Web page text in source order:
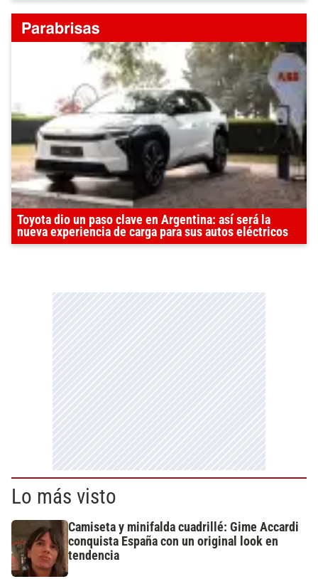
Toyota dio un paso clave en Argentina: así será la
nueva experiencia de carga para sus autos eléctricos
Lo más visto
Camiseta y minifalda cuadrillé: Gime Accardi
conquista España con un original look en
tendencia